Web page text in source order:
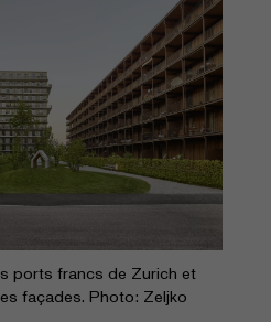
ports francs de Zurich et
façades. Photo: Zeljko